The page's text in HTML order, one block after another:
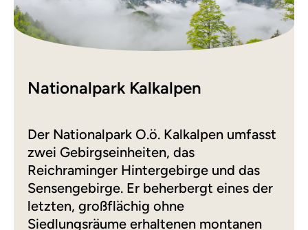
Nationalpark Kalkalpen
Der Nationalpark O.ö. Kalkalpen umfasst
zwei Gebirgseinheiten, das
Reichraminger Hintergebirge und das
Sensengebirge. Er beherbergt eines der
letzten, großflächig ohne
Siedlungsräume erhaltenen montanen